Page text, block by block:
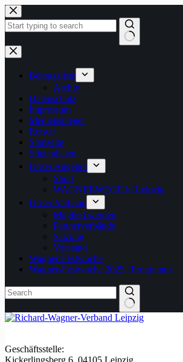
Zum
Inhalt
springen
Keine
Ergebnisse
Beitragsliste
Archiv
Datenschutz
Impressum
Medienspiegel
Reisen
Startseite
Stipendiaten
Unser Angebot
Shop
WAGNERWEGE in Leipzig
Unser Verband
Mitglied werden
Partnerverbände
Satzung
Vorstand
Wagner-Festwoche
Wagner-Festwoche 2025 | Programm
Geschäftsstelle:
Kickerlingsberg 6, 04105 Leipzig,